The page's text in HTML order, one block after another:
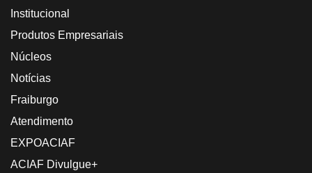
Institucional
Produtos Empresariais
Núcleos
Notícias
Fraiburgo
Atendimento
EXPOACIAF
ACIAF Divulgue+